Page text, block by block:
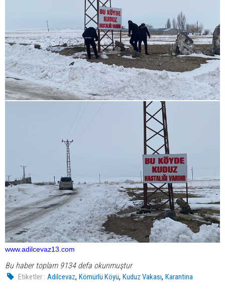
www.adilcevaz13.com
Bu haber toplam 9134 defa okunmuştur
Etiketler : Adilcevaz,Kömürlü Köyü,Kuduz Vakası,Karantina